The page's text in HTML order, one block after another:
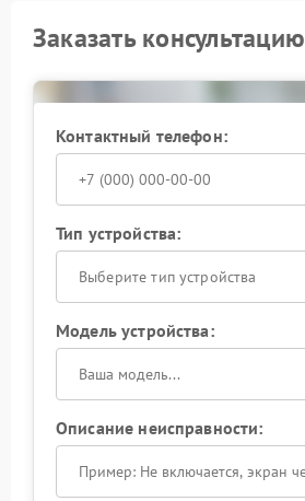
Заказать консультацию
Контактный телефон:
Тип устройства:
Выберите тип устройства
Модель устройства:
Описание неисправности: